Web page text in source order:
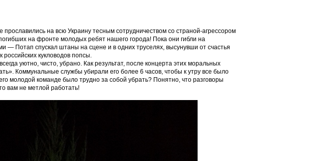
на всю Украину тесным сотрудничеством со страной-агрессором
на фронте молодых ребят нашего города! Пока они гибли на
— Потап спускал штаны на сцене и в одних труселях, высунувши от счастья
кукловодов попсы.
уютно, чисто, убрано. Как результат, после концерта этих моральных
Коммунальные службы убирали его более 6 часов, чтобы к утру все было
молодой команде было трудно за собой убрать? Понятно, что разговоры
вам не метлой работать!